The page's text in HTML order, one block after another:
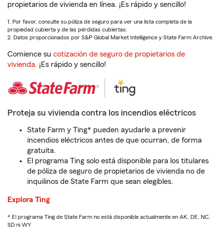
propietarios de vivienda en línea. ¡Es rápido y sencillo!
1. Por favor, consulte su póliza de seguro para ver una lista completa de la
propiedad cubierta y de las pérdidas cubiertas.
2. Datos proporcionados por S&P Global Market Intelligence y State Farm Archive.
Comience su cotización de seguro de propietarios de
vivienda. ¡Es rápido y sencillo!
Proteja su vivienda contra los incendios eléctricos
State Farm y Ting* pueden ayudarle a prevenir
incendios eléctricos antes de que ocurran, de forma
gratuita.
El programa Ting solo está disponible para los titulares
de póliza de seguro de propietarios de vivienda no de
inquilinos de State Farm que sean elegibles.
Explora Ting
* El programa Ting de State Farm no está disponible actualmente en AK, DE, NC,
SD ni WY